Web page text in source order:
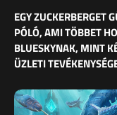
EGY ZUCKERBERGET
PÓLÓ, AMI TÖBBET
BLUESKYNAK, MINT
ÜZLETI